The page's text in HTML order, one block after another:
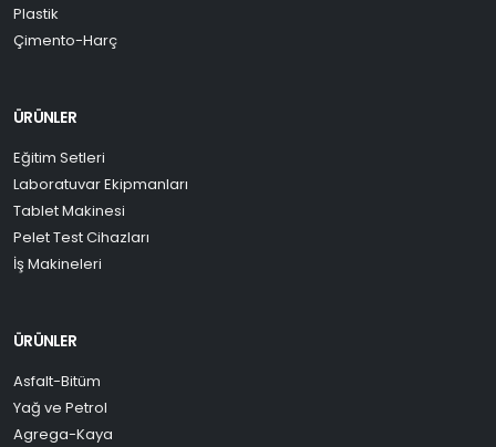
Plastik
Çimento-Harç
ÜRÜNLER
Eğitim Setleri
Laboratuvar Ekipmanları
Tablet Makinesi
Pelet Test Cihazları
İş Makineleri
ÜRÜNLER
Asfalt-Bitüm
Yağ ve Petrol
Agrega-Kaya